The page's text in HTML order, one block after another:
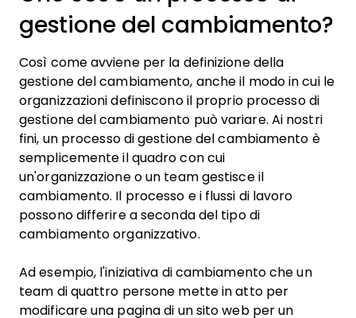
gestione del cambiamento?
Così come avviene per la definizione della
gestione del cambiamento, anche il modo in cui le
organizzazioni definiscono il proprio processo di
gestione del cambiamento può variare. Ai nostri
fini, un processo di gestione del cambiamento è
semplicemente il quadro con cui
un'organizzazione o un team gestisce il
cambiamento. Il processo e i flussi di lavoro
possono differire a seconda del tipo di
cambiamento organizzativo.
Ad esempio, l'iniziativa di cambiamento che un
team di quattro persone mette in atto per
modificare una pagina di un sito web per un